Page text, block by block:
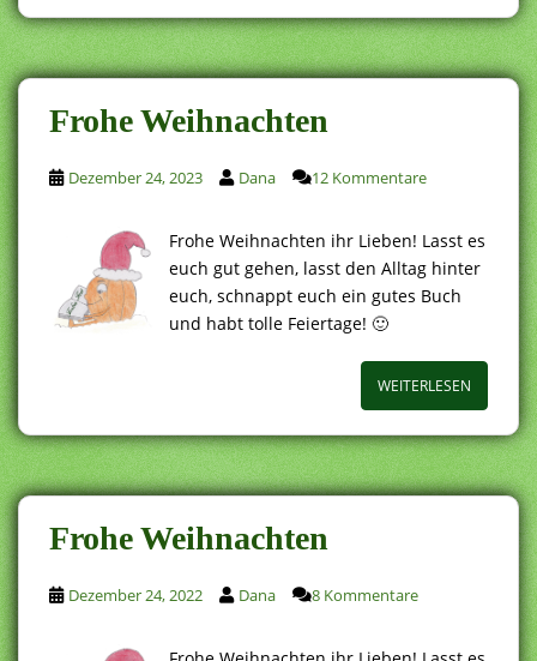
Frohe Weihnachten
Dezember 24, 2023 Dana 12 Kommentare
Frohe Weihnachten ihr Lieben! Lasst es
euch gut gehen, lasst den Alltag hinter
euch, schnappt euch ein gutes Buch
und habt tolle Feiertage! 🙂
WEITERLESEN
Frohe Weihnachten
Dezember 24, 2022 Dana 8 Kommentare